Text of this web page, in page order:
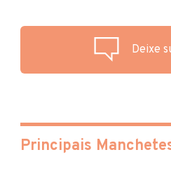
Deixe
Principais